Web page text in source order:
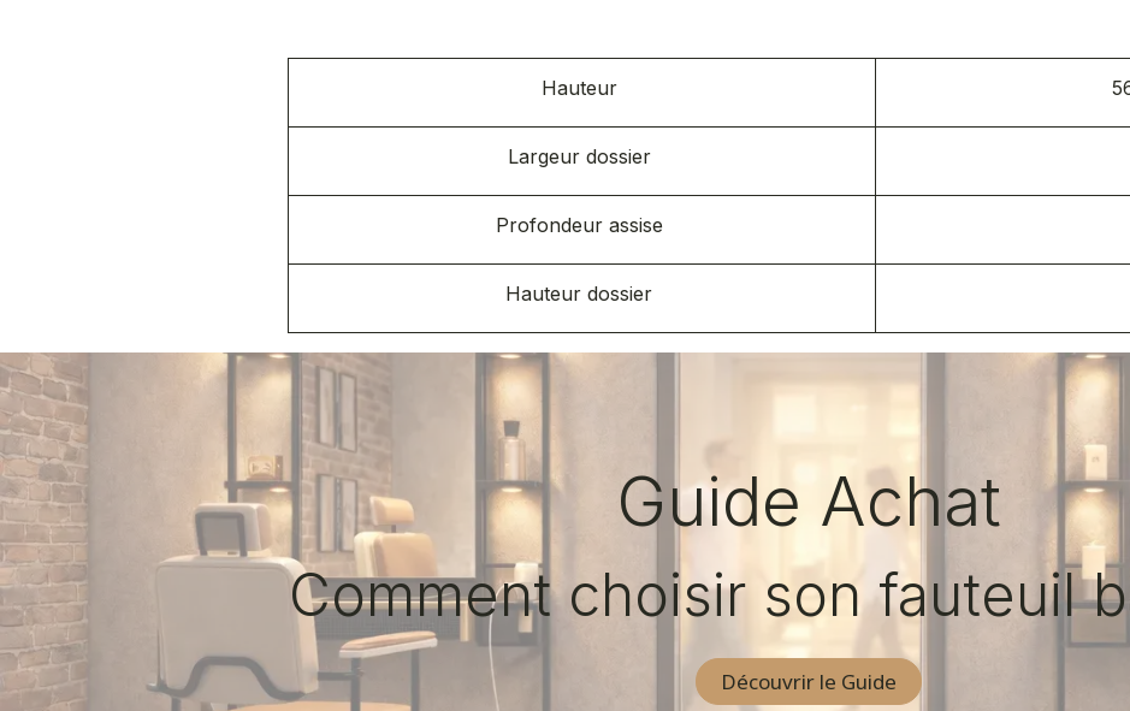
Hauteur
Largeur dossier
Profondeur assise
Hauteur dossier
Guide Achat
Comment choisir son fauteuil
Découvrir le Guide